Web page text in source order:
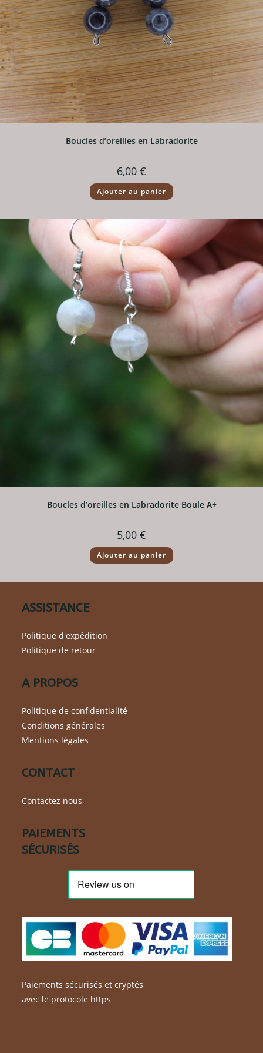
Boucles d’oreilles en Labradorite
6,00 €
Ajouter au panier
Boucles d’oreilles en Labradorite Boule A+
5,00 €
Ajouter au panier
ASSISTANCE
Politique d'expédition
Politique de retour
A PROPOS
Politique de confidentialité
Conditions générales
Mentions légales
CONTACT
Contactez nous
PAIEMENTS
SÉCURISÉS
Paiements sécurisés et cryptés
avec le protocole https